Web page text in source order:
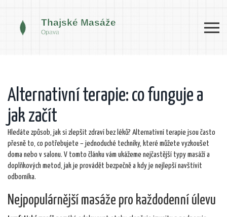
Alternativní terapie: co funguje a
jak začít
Hledáte způsob, jak si zlepšit zdraví bez léků? Alternativní terapie jsou často
přesně to, co potřebujete – jednoduché techniky, které můžete vyzkoušet
doma nebo v salonu. V tomto článku vám ukážeme nejčastější typy masáží a
doplňkových metod, jak je provádět bezpečně a kdy je nejlepší navštívit
odborníka.
Nejpopulárnější masáže pro každodenní úlevu